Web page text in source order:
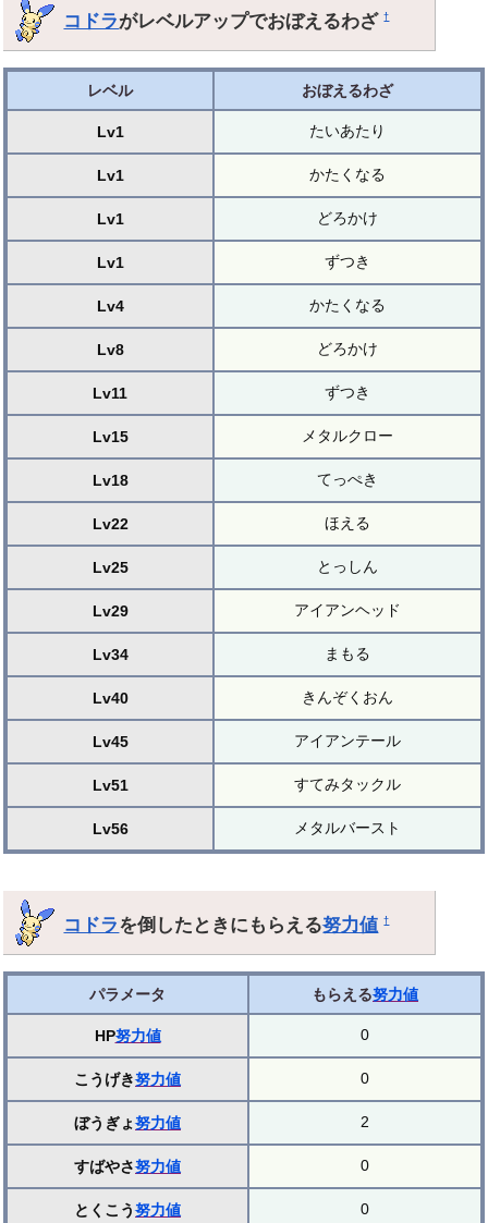
コドラがレベルアップでおぼえるわざ†
レベル おぼえるわざ
Lv1 たいあたり
Lv1 かたくなる
Lv1 どろかけ
Lv1 ずつき
Lv4 かたくなる
Lv8 どろかけ
Lv11 ずつき
Lv15 メタルクロー
Lv18 てっぺき
Lv22 ほえる
Lv25 とっしん
Lv29 アイアンヘッド
Lv34 まもる
Lv40 きんぞくおん
Lv45 アイアンテール
Lv51 すてみタックル
Lv56 メタルバースト
コドラを倒したときにもらえる努力値 †
パラメータ もらえる努力値
HP努力値 0
こうげき努力値 0
ぼうぎょ努力値 2
すばやさ努力値 0
とくこう努力値 0